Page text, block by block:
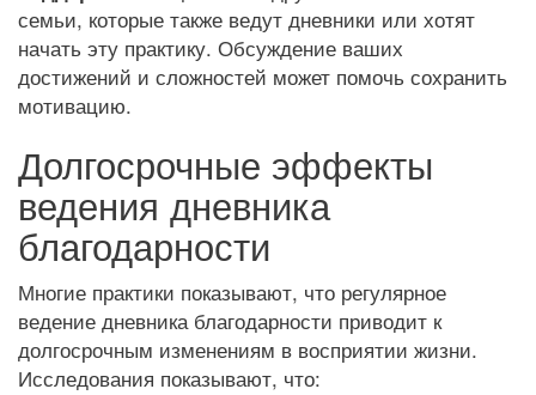
семьи, которые также ведут дневники или хотят
начать эту практику. Обсуждение ваших
достижений и сложностей может помочь сохранить
мотивацию.
Долгосрочные эффекты
ведения дневника
благодарности
Многие практики показывают, что регулярное
ведение дневника благодарности приводит к
долгосрочным изменениям в восприятии жизни.
Исследования показывают, что: